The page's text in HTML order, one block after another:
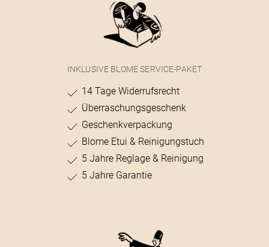
INKLUSIVE BLOME SERVICE-PAKET
14 Tage Widerrufsrecht
Überraschungsgeschenk
Geschenkverpackung
Blome Etui & Reinigungstuch
5 Jahre Reglage & Reinigung
5 Jahre Garantie